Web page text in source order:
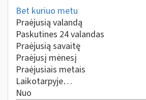
Bet kuriuo metu
Praėjusią valandą
Paskutines 24 valandas
Praėjusią savaitę
Praėjusį mėnesį
Praėjusiais metais
Laikotarpyje…
Nuo